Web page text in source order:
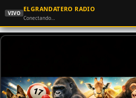
VIVO
ELGRANDATERO RADIO
Conectando…